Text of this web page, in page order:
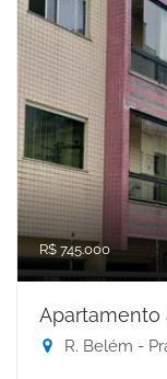
R$ 745.000
Apartamento
R. Belém -